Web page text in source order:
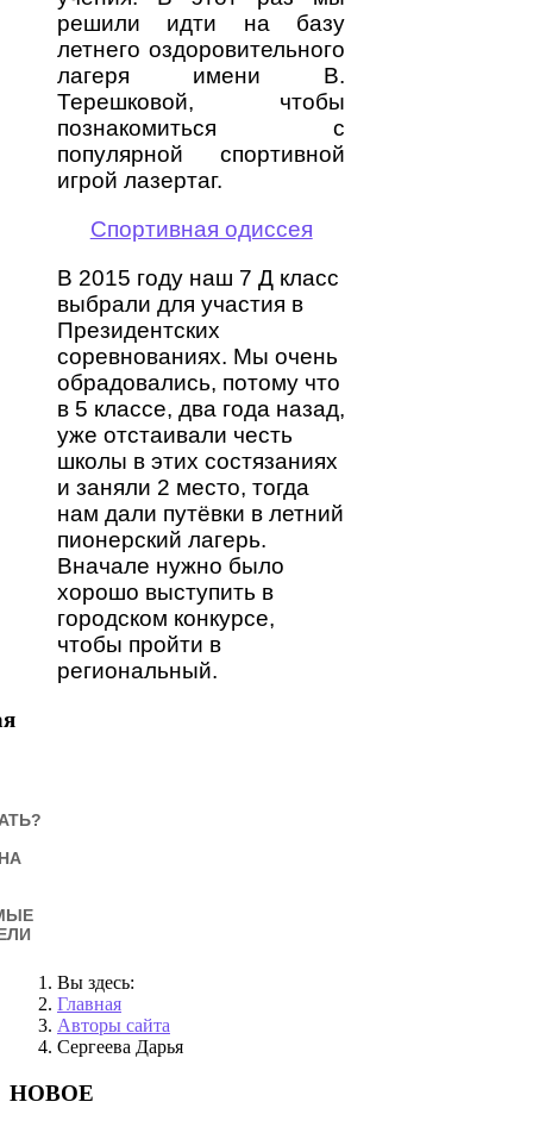
решили идти на базу
летнего оздоровительного
лагеря имени В.
Терешковой, чтобы
познакомиться с
популярной спортивной
игрой лазертаг.
Спортивная одиссея
В 2015 году наш 7 Д класс
выбрали для участия в
Президентских
соревнованиях. Мы очень
обрадовались, потому что
в 5 классе, два года назад,
уже отстаивали честь
школы в этих состязаниях
и заняли 2 место, тогда
нам дали путёвки в летний
пионерский лагерь.
Вначале нужно было
хорошо выступить в
городском конкурсе,
чтобы пройти в
региональный.
Вы здесь:
Главная
Авторы сайта
Сергеева Дарья
НОВОЕ